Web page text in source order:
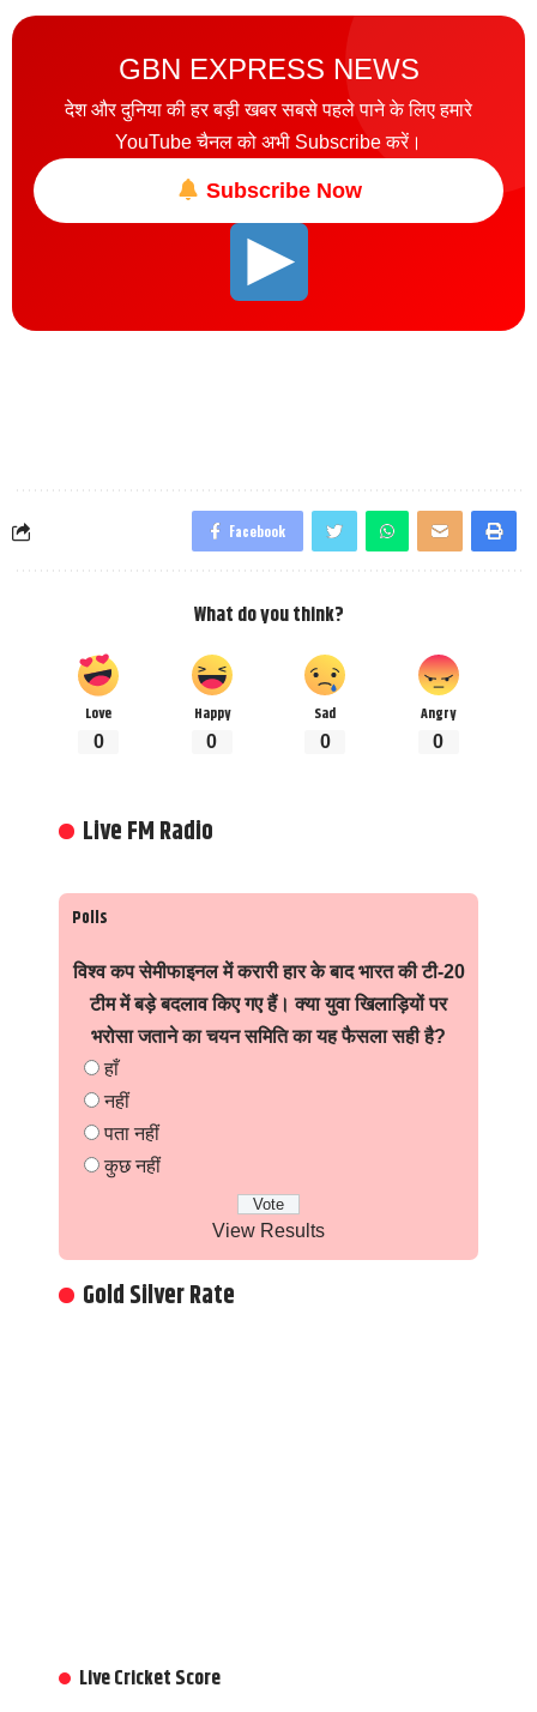
GBN EXPRESS NEWS
देश और दुनिया की हर बड़ी खबर सबसे पहले पाने के लिए हमारे
YouTube चैनल को अभी Subscribe करें।
Subscribe Now
Facebook
What do you think?
Love
0
Happy
0
Sad
0
Angry
0
Live FM Radio
Polls
विश्व कप सेमीफाइनल में करारी हार के बाद भारत की टी-20
टीम में बड़े बदलाव किए गए हैं। क्या युवा खिलाड़ियों पर
भरोसा जताने का चयन समिति का यह फैसला सही है?
हाँ
नहीं
पता नहीं
कुछ नहीं
View Results
Gold Silver Rate
Live Cricket Score